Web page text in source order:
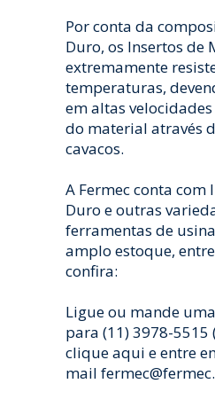
Por conta da
Duro, os Insertos de
extremamente
temperaturas,
em altas
do material através
cavacos.
A Fermec conta com
Duro e outras
ferramentas de
amplo estoque,
confira:
Ligue ou mande
para (11) 3978-5515
clique aqui e entre
mail